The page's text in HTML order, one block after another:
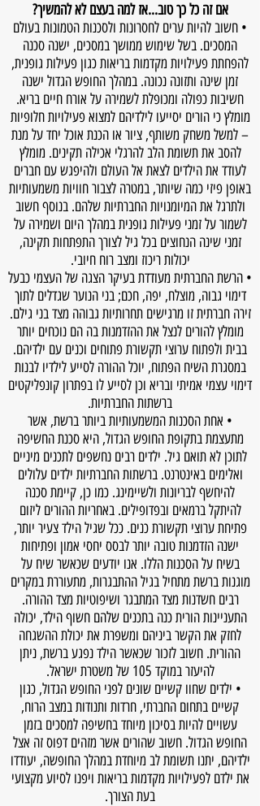
אם זה כל כך טוב...אז למה בעצם לא להמשיך?
• חשוב להיות ערים לחסרונות ולסכנות הטמונות בעולם
המסכים. בשל שימוש ממושך במסכים, ישנה סכנה
להפחתת פעילויות מקדמות בריאות כגון פעילות גופנית,
זמן שינה ותזונה נכונה. במהלך החופש הגדול ישנה
חשיבות כפולה ומכופלת לשמירה על אורח חיים בריא.
מומלץ כי הורים יסייעו לילדיהם למצוא פעילויות חלופיות
– למשל משחק משותף, ציור או הכנת אוכל יחד על מנת
להסב את תשומת הלב להרגלי אכילה תקינים. מומלץ
לעודד את הילדים לצאת אל העולם ולהיפגש עם חברים
באופן פיזי כמה שיותר, במטרה לצבור חוויות משמעותיות
ולתרגל את המיומנויות החברתיות שלהם. בנוסף חשוב
לשמור על זמני פעילות גופנית במהלך היום ושמירה על
זמני שינה הנחוצים בכל גיל לצורך התפתחות תקינה,
יכולות ריכוז ומצב רוח חיובי.
• הרשת החברתית מעודדת בעיקר הצגה של העצמי כבעל
דימוי גבוה, מוצלח, יפה, חכם; בני הנוער שגדלים לתוך
זירה חברתית זו מרגישים תחרותיות גבוהה מצד בני גילם.
מומלץ להורים לנצל את ההזדמנות בה הם נוכחים יותר
בבית ולפתוח ערוצי תקשורת פתוחים וכנים עם ילדיהם.
במסגרת השיח הפתוח, יוכל ההורה לסייע לילדיו לבנות
דימוי עצמי אמיתי ובריא וכן לסייע לו בפתרון קונפליקטים
ברשתות החברתיות.
• אחת הסכנות המשמעותיות ביותר ברשת, אשר
מתעצמת בתקופת החופש הגדול, היא סכנת החשיפה
לתוכן לא תואם גיל. ילדים רבים נחשפים לתכנים מיניים
ואלימים באינטרנט. ברשתות החברתיות ילדים עלולים
להיחשף לבריונות ולשיימינג. כמו כן, קיימת סכנה
להיתקל ברמאים ובפדופילים. באחריות ההורים ליזום
פתיחת ערוצי תקשורת כנים. ככל שגיל הילד צעיר יותר,
ישנה הזדמנות טובה יותר לבסס יחסי אמון ופתיחות
בשיח על הסכנות הללו. אנו יודעים שכאשר שיח על
מוגנות ברשת מתחיל בגיל ההתבגרות, מתעוררת במקרים
רבים חשדנות מצד המתבגר ושיפוטיות מצד ההורה.
התעניינות הורית כנה בתכנים שלהם חשוף הילד, יכולה
לחזק את הקשר ביניהם ומשפרת את יכולת ההשגחה
ההורית. חשוב לזכור שכאשר הילד נפגע ברשת, ניתן
להיעזר במוקד 105 של משטרת ישראל.
• ילדים שחוו קשיים שונים לפני החופש הגדול, כגון
קשיים בתחום החברתי, חרדות ותנודות במצב הרוח,
עשויים להיות בסיכון מיוחד בחשיפה למסכים בזמן
החופש הגדול. חשוב שהורים אשר מזהים דפוס זה אצל
ילדיהם, יתנו תשומת לב מיוחדת במהלך החופשה, יעודדו
את ילדם לפעילויות מקדמות בריאות ויפנו לסיוע מקצועי
בעת הצורך.